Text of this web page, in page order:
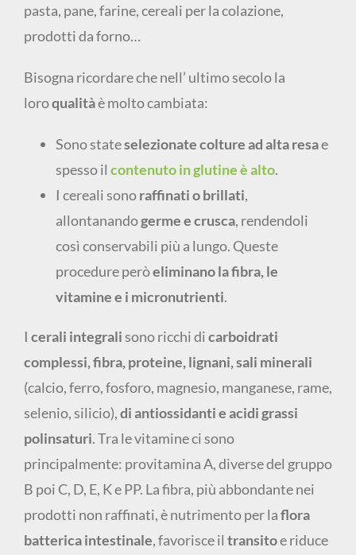
pasta, pane, farine, cereali per la colazione,
prodotti da forno…
Bisogna ricordare che nell’ ultimo secolo la
loroqualitàè molto cambiata:
Sono stateselezionate colture ad alta resae
spesso il contenuto in glutine è alto.
I cereali sonoraffinati o brillati,
allontanandogerme e crusca, rendendoli
così conservabili più a lungo. Queste
procedure peròeliminano la fibra, le
vitamine e i micronutrienti.
I cerali integralisono ricchi dicarboidrati
complessi, fibra, proteine, lignani, sali minerali
(calcio, ferro, fosforo, magnesio, manganese, rame,
selenio, silicio),di antiossidanti e acidi grassi
polinsaturi. Tra le vitamine ci sono
principalmente: provitamina A, diverse del gruppo
B poi C, D, E, K e PP. La fibra, più abbondante nei
prodotti non raffinati, è nutrimento per laflora
batterica intestinale, favorisce il transitoe riduce